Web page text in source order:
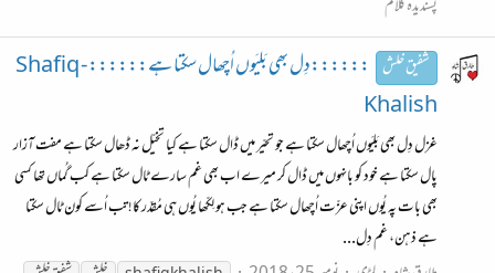
پسندیدہ کلام
شفیق خلش
::::::دِل بھی بَلیَوں اُچھال سکتا ہے:::::: Shafiq -
Khalish
غزل دِل بھی بَلیَوں اُچھال سکتا ہے جو تحیّر میں ڈال سکتا ہے کیا تخیّل نہ ڈھال سکتا ہے مفت آزار
پال سکتا ہے خود کو بانہوں میں ڈال کر میرے اب بھی غم سارے ٹال سکتا ہے کب گُماں تھا کسی
بھی بات پہ یُوں اپنی عزّت اُچھال سکتا ہے جب ہو لِکّھا یُوں ہی مُقدّر کا! تب اُسے کون ٹال سکتا
ہے ذہن، غم دِل...